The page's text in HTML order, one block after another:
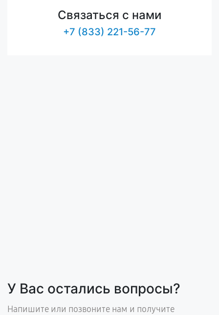
Связаться с нами
+7 (833) 221-56-77
У Вас остались вопросы?
Напишите или позвоните нам и получите